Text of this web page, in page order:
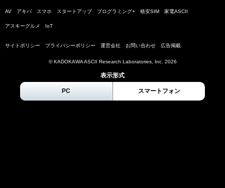
AV アキバ スマホ スタートアップ プログラミング+ 格安SIM 家電ASCII
アスキーグルメ IoT
サイトポリシー プライバシーポリシー 運営会社 お問い合わせ 広告掲載
© KADOKAWA ASCII Research Laboratories, Inc. 2026
表示形式
PC スマートフォン